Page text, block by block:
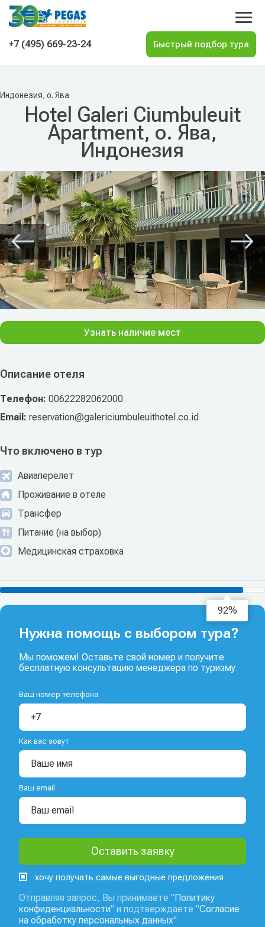
На главную
+7 (495) 669-23-24
Индонезия, о. Ява
Hotel Galeri Ciumbuleuit
Apartment, о. Ява,
Индонезия
Описание отеля
Телефон: 00622282062000
Email: reservation@galericiumbuleuithotel.co.id
Что включено в тур
Авиаперелет
Проживание в отеле
Трансфер
Питание (на выбор)
Медицинская страховка
Узнать наличие мест
94%
Нужна помощь с выбором тура?
Мы поможем! Оставьте свой номер и получите
бесплатную консультацию менеджера по туризму.
Ваш номер телефона
Как вас зовут
Ваш email
хочу получать самые выгодные предложения
Отправляя запрос, Вы принимаете " Политику
конфиденциальности" и подтверждаете "Согласие
на обработку персональных данных"